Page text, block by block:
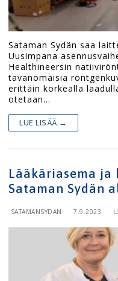
Sataman Sydän saa
Uusimpana
Healthineersin
tavanomaisia
erittäin korkealla
otetaan…
LUE LISÄÄ →
Lääkäriasema ja
Sataman Sydän
SATAMANSYDAN 7.9.2023